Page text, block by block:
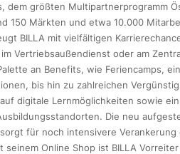
dem größten Multipartnerprogramm
150 Märkten und etwa 10.000
BILLA mit vielfältigen
Vertriebsaußendienst oder am
an Benefits, wie Feriencamps,
bis hin zu zahlreichen
digitale Lernmöglichkeiten sowie
Die neu
für noch intensivere Verankerung
seinem Online Shop ist BILLA